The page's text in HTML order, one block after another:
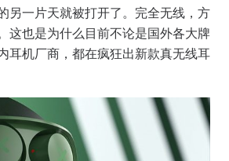
另一片天就被打开了。完全无线，方
这也是为什么目前不论是国外各大牌
耳机厂商，都在疯狂出新款真无线耳